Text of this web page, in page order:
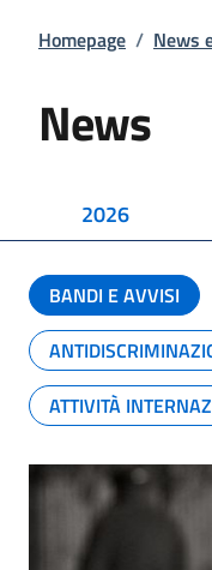
Homepage / News
News
2026
BANDI E AVVISI
ATTIVITÀ